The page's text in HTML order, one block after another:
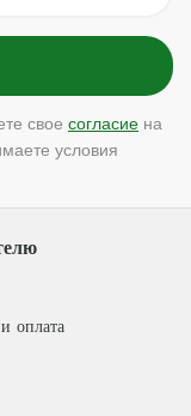
свое согласие на
условия
оплата